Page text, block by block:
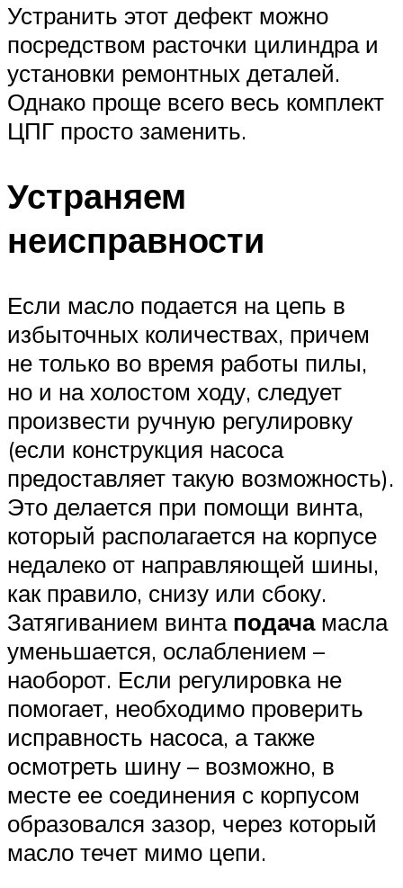
Устранить этот дефект можно
посредством расточки цилиндра и
установки ремонтных деталей.
Однако проще всего весь комплект
ЦПГ просто заменить.
Устраняем
неисправности
Если масло подается на цепь в
избыточных количествах, причем
не только во время работы пилы,
но и на холостом ходу, следует
произвести ручную регулировку
(если конструкция насоса
предоставляет такую возможность).
Это делается при помощи винта,
который располагается на корпусе
недалеко от направляющей шины,
как правило, снизу или сбоку.
Затягиванием винта подачамасла
уменьшается, ослаблением –
наоборот. Если регулировка не
помогает, необходимо проверить
исправность насоса, а также
осмотреть шину – возможно, в
месте ее соединения с корпусом
образовался зазор, через который
масло течет мимо цепи.